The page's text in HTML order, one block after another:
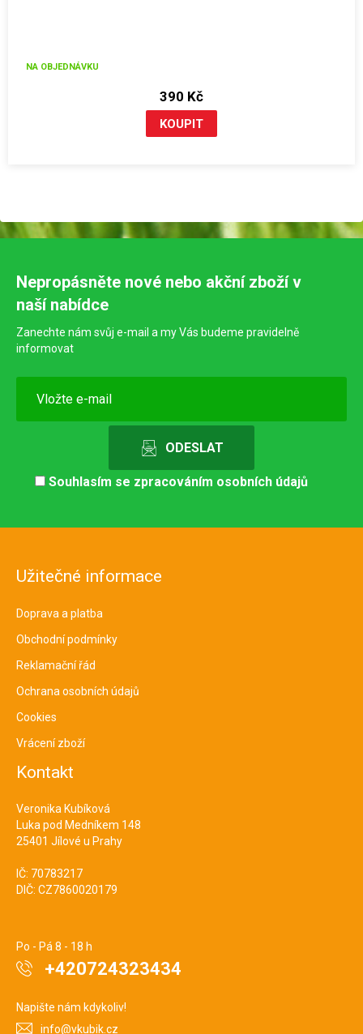
NA OBJEDNÁVKU
390 Kč
Nepropásněte nové nebo akční zboží v
naší nabídce
Zanechte nám svůj e-mail a my Vás budeme pravidelně
informovat
Souhlasím se zpracováním osobních údajů
Užitečné informace
Doprava a platba
Obchodní podmínky
Reklamační řád
Ochrana osobních údajů
Cookies
Vrácení zboží
Kontakt
Veronika Kubíková
Luka pod Medníkem 148
25401 Jílové u Prahy
IČ: 70783217
DIČ: CZ7860020179
Po - Pá 8 - 18 h
+420724323434
Napište nám kdykoliv!
info@vkubik.cz